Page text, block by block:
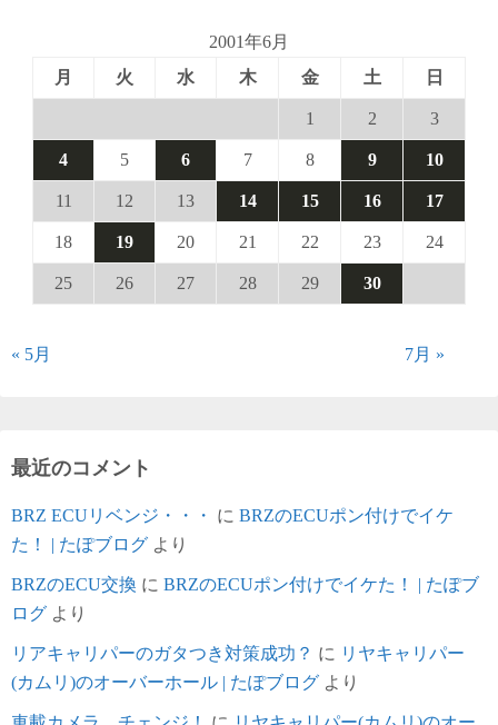
送
り
2001年6月
月
火 水 木 金 土 日
1 2 3
4 5 6 7 8 9 10
11 12 13 14 15 16 17
18 19 20 21 22 23 24
25 26 27 28 29 30
« 5月 7月 »
最近のコメント
BRZ ECUリベンジ・・・ に BRZのECUポン付けでイケ
た！ | たぽブログ より
BRZのECU交換 に BRZのECUポン付けでイケた！ | たぽブ
ログ より
リアキャリパーのガタつき対策成功？ に リヤキャリパー
(カムリ)のオーバーホール | たぽブログ より